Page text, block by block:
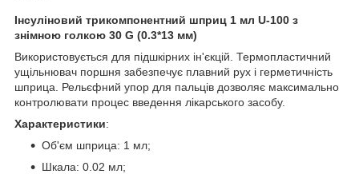
Інсуліновий трикомпонентний шприц 1 мл U-100 з
знімною голкою 30 G (0.3*13 мм)
Використовується для підшкірних ін'єкцій. Термопластичний
ущільнювач поршня забезпечує плавний рух і герметичність
шприца. Рельєфний упор для пальців дозволяє максимально
контролювати процес введення лікарського засобу.
Характеристики:
Об'єм шприца: 1 мл;
Шкала: 0.02 мл;